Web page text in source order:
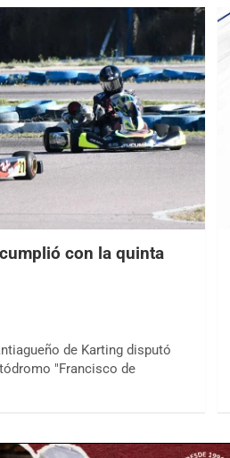
con la quinta
de Karting disputó
"Francisco de